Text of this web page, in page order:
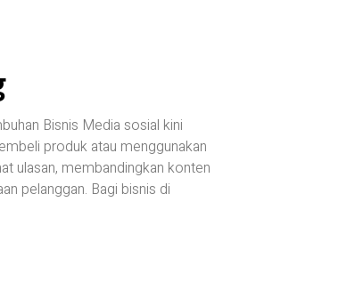
Bisnis Media sosial kini
produk atau menggunakan
ulasan, membandingkan konten
pelanggan. Bagi bisnis di